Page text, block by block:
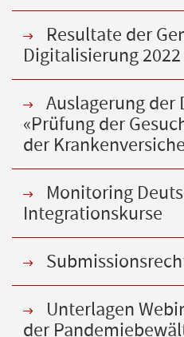
Resultate der
Digitalisierung 2022
Auslagerung
«Prüfung der
der
Monitoring
Integrationskurse
Unterlagen
der